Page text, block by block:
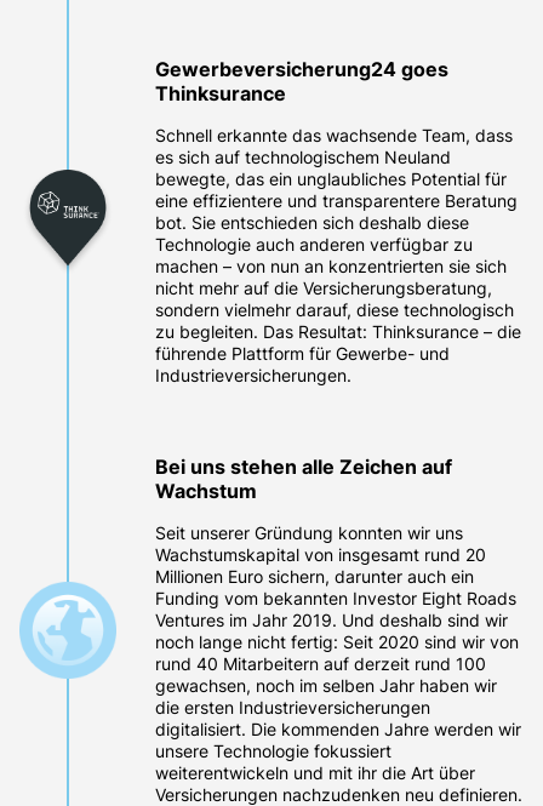
Gewerbe­versicherung24 goes
Thinksurance
Schnell erkannte das wachsende Team, dass
es sich auf technologischem Neuland
bewegte, das ein unglaubliches Potential für
eine effizientere und transparentere Beratung
bot. Sie entschieden sich deshalb diese
Technologie auch anderen verfügbar zu
machen – von nun an konzentrierten sie sich
nicht mehr auf die Versicherungsberatung,
sondern vielmehr darauf, diese technologisch
zu begleiten. Das Resultat: Thinksurance – die
führende Plattform für Gewerbe- und
Industrieversicherungen.
Bei uns stehen alle Zeichen auf
Wachstum
Seit unserer Gründung konnten wir uns
Wachstumskapital von insgesamt rund 20
Millionen Euro sichern, darunter auch ein
Funding vom bekannten Investor Eight Roads
Ventures im Jahr 2019. Und deshalb sind wir
noch lange nicht fertig: Seit 2020 sind wir von
rund 40 Mitarbeitern auf derzeit rund 100
gewachsen, noch im selben Jahr haben wir
die ersten Industrieversicherungen
digitalisiert. Die kommenden Jahre werden wir
unsere Technologie fokussiert
weiterentwickeln und mit ihr die Art über
Versicherungen nachzudenken neu definieren.